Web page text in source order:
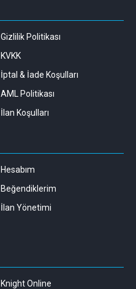
Gizlilik Politikası
KVKK
İptal & İade Koşulları
AML Politikası
İlan Koşulları
Hesabım
Beğendiklerim
İlan Yönetimi
Knight Online